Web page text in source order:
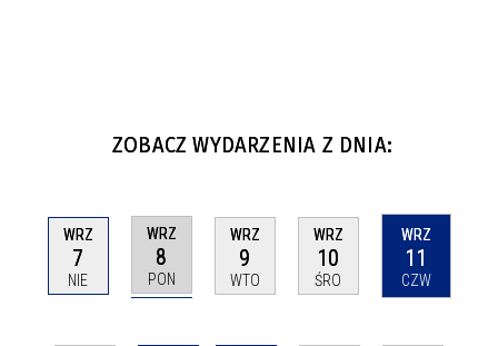
ZOBACZ WYDARZENIA Z DNIA:
WRZ
7
NIE
WRZ
8
PON
WRZ
9
WTO
WRZ
10
ŚRO
WRZ
11
CZW